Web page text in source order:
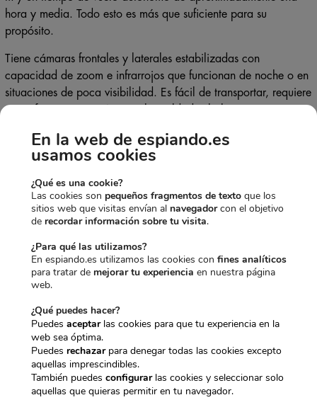
hora y media. Todo esto es más que suficiente para su
propósito.
Tiene cámaras frontales y laterales estabilizadas con
capacidad de zoom e infrarrojos que funcionan de noche o en
situaciones de poca visibilidad. Es fácil de transportar, requiere
una infraestructura mínima y los soldados lo lanzan
Su propulsión es alimentada por un pequeño motor eléctrico,
navegación y aterrizaje automático, que es muy fácil de
operar. El Raven cuesta unos 25.000 dólares cada uno, pero
el coste del sistema completo, incluido el avión, la estación de
han entregado casi 20.000 en todo el mundo, lo que lo
convierte en el dron más utilizado.
INCLUSO MÁS PEQUEÑO
Si se usa Raven, las tropas pueden ver el otro lado de la
En la web de espiando.es
usamos cookies
¿Qué es una cookie?
Las cookies son pequeños fragmentos de texto que los
sitios web que visitas envían al navegadorcon el objetivo
de recordar información sobre tu visita.
¿Para qué las utilizamos?
En espiando.es utilizamos las cookies con fines analíticos
para tratar de mejorar tu experiencia en nuestra página
web.
¿Qué puedes hacer?
Puedes aceptarlas cookies para que tu experiencia en la
web sea óptima.
Puedes rechazarpara denegar todas las cookies excepto
aquellas imprescindibles.
También puedes configurarlas cookies y seleccionar solo
aquellas que quieras permitir en tu navegador.